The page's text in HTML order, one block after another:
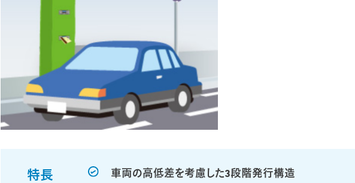
特長 車両の高低差を考慮した3段階発行構造